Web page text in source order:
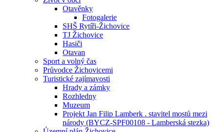
Otavěnky
Fotogalerie
SHŠ Rytíři-Žichovice
TJ Žichovice
Hasiči
Otavan
Sport a volný čas
Průvodce Žichovicemi
Turistické zajímavosti
Hrady a zámky
Rozhledny
Muzeum
Projekt Jan Filip Lamberk . stavitel mostů mezi
národy (BYCZ-SPF00108 - Lamberská stezka)